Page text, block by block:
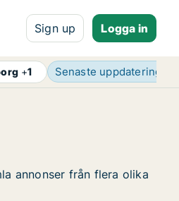
Sign up Logga in
+1 Senaste uppdatering
annonser från flera olika